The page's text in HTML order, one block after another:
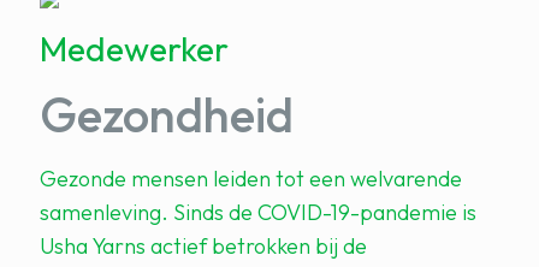
Medewerker
Gezondheid
Gezonde mensen leiden tot een welvarende
samenleving. Sinds de COVID-19-pandemie is
Usha Yarns actief betrokken bij de